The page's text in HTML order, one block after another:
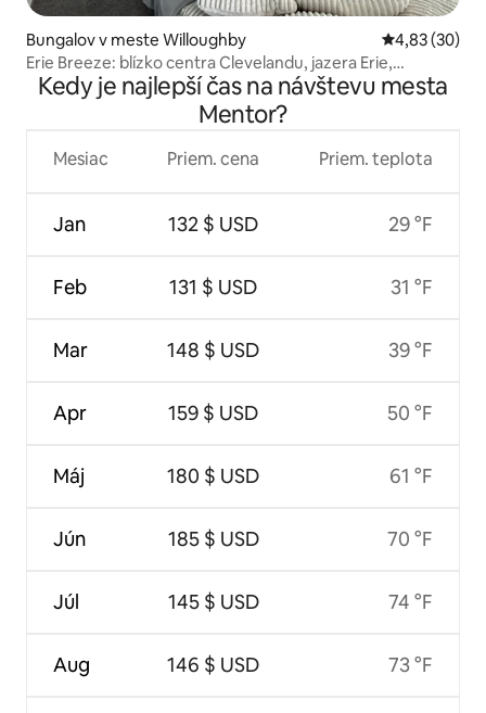
Bungalov v meste Willoughby Priemerné
4,83 (30)
Erie Breeze: blízko centra Clevelandu, jazera Erie,
Metroparks a Mentor-on-the-lake
Kedy je najlepší čas na návštevu mesta
Mentor?
Mesiac
Jan
Feb
Mar
Apr
Máj
Jún
Júl
Aug
Priem. cena
132 $ USD
131 $ USD
148 $ USD
159 $ USD
180 $ USD
185 $ USD
145 $ USD
146 $ USD
Priem. teplota
29 °F
31 °F
39 °F
50 °F
61 °F
70 °F
74 °F
73 °F